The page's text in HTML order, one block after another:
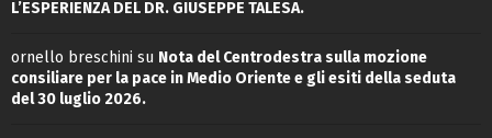
L’ESPERIENZA DEL DR. GIUSEPPE TALESA.
ornello breschini su Nota del Centrodestra sulla mozione
consiliare per la pace in Medio Oriente e gli esiti della seduta
del 30 luglio 2026.